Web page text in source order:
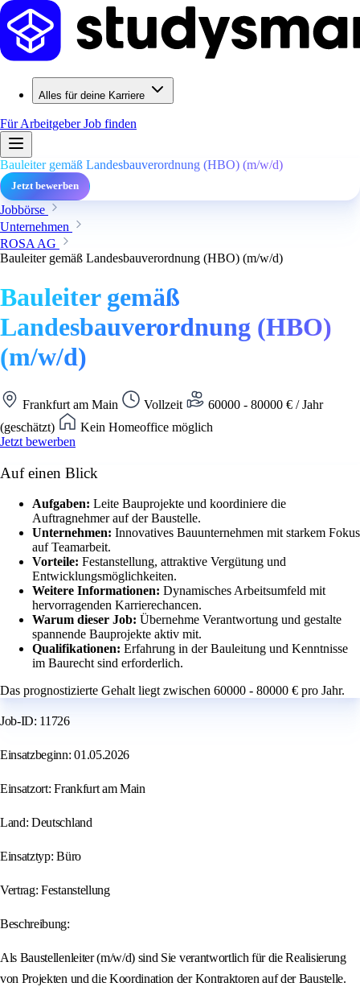
Alles für deine Karriere
Für ArbeitgeberJob finden
Bauleiter gemäß Landesbauverordnung (HBO) (m/w/d)
Jetzt bewerben
Jobbörse
Unternehmen
ROSA AG
Bauleiter gemäß Landesbauverordnung (HBO) (m/w/d)
Bauleiter gemäß
Landesbauverordnung (HBO)
(m/w/d)
Frankfurt am Main Vollzeit
60000 - 80000 € / Jahr
(geschätzt)
Kein Homeoffice möglich
Jetzt bewerben
Auf einen Blick
Aufgaben: Leite Bauprojekte und koordiniere die
Auftragnehmer auf der Baustelle.
Unternehmen: Innovatives Bauunternehmen mit starkem Fokus
auf Teamarbeit.
Vorteile: Festanstellung, attraktive Vergütung und
Entwicklungsmöglichkeiten.
Weitere Informationen: Dynamisches Arbeitsumfeld mit
hervorragenden Karrierechancen.
Warum dieser Job: Übernehme Verantwortung und gestalte
spannende Bauprojekte aktiv mit.
Qualifikationen: Erfahrung in der Bauleitung und Kenntnisse
im Baurecht sind erforderlich.
Das prognostizierte Gehalt liegt zwischen 60000 - 80000 € pro Jahr.
Job-ID: 11726
Einsatzbeginn: 01.05.2026
Einsatzort: Frankfurt am Main
Land: Deutschland
Einsatztyp: Büro
Vertrag: Festanstellung
Beschreibung:
Als Baustellenleiter (m/w/d) sind Sie verantwortlich für die Realisierung
von Projekten und die Koordination der Kontraktoren auf der Baustelle.